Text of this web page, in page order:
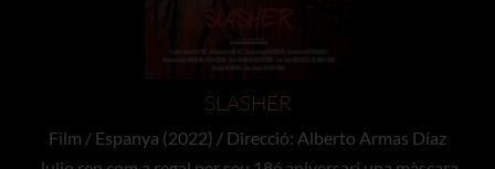
SLASHER
Film / Espanya (2022) / Direcció: Alberto Armas Díaz